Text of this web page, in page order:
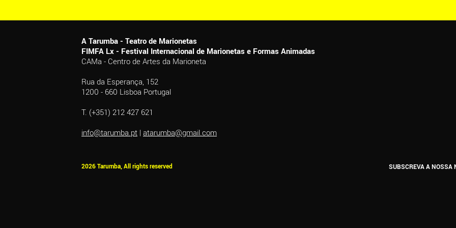
A Tarumba - Teatro de Marionetas
FIMFA Lx - Festival Internacional de Marionetas e Formas Animadas
CAMa - Centro de Artes da Marioneta
Rua da Esperança, 152
1200 - 660 Lisboa Portugal
T. (+351) 212 427 621
info@tarumba.pt | atarumba@gmail.com
2026 Tarumba, All rights reserved SUBSCREVA A NOSSA